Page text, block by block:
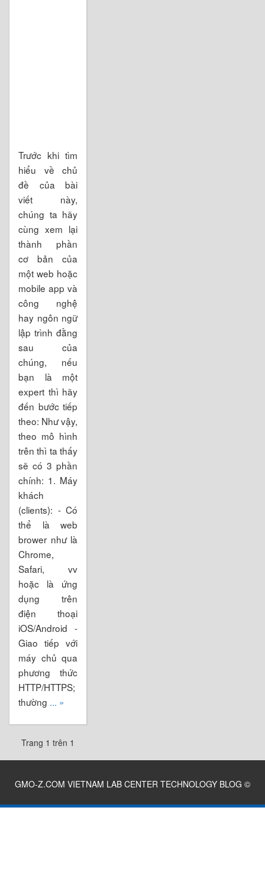
Trước khi tìm
hiểu về chủ
đề của bài
viết này,
chúng ta hãy
cùng xem lại
thành phần
cơ bản của
một web hoặc
mobile app và
công nghệ
hay ngôn ngữ
lập trình đằng
sau của
chúng, nếu
bạn là một
expert thì hãy
đến bước tiếp
theo: Như vậy,
theo mô hình
trên thì ta thấy
sẽ có 3 phần
chính: 1. Máy
khách
(clients): - Có
thể là web
brower như là
Chrome,
Safari, vv
hoặc là ứng
dụng trên
điện thoại
iOS/Android -
Giao tiếp với
máy chủ qua
phương thức
HTTP/HTTPS;
thường ... »
Trang 1 trên 1
GMO-Z.COM VIETNAM LAB CENTER TECHNOLOGY BLOG ©